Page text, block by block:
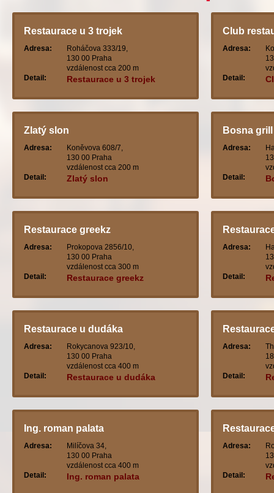
Restaurace u 3 trojek
Adresa:
Roháčova 333/19,
130 00 Praha
vzdálenost cca 200 m
Detail:
Restaurace u 3 trojek
Club
Adresa:
Detail:
Zlatý slon
Adresa:
Koněvova 608/7,
130 00 Praha
vzdálenost cca 200 m
Detail:
Zlatý slon
Bosna grill
Adresa:
Detail:
Restaurace greekz
Adresa:
Prokopova 2856/10,
130 00 Praha
vzdálenost cca 300 m
Detail:
Restaurace greekz
Adresa:
Detail:
Restaurace u dudáka
Adresa:
Rokycanova 923/10,
130 00 Praha
vzdálenost cca 400 m
Detail:
Restaurace u dudáka
Adresa:
Detail:
Ing. roman palata
Adresa:
Milíčova 34,
130 00 Praha
vzdálenost cca 400 m
Detail:
Ing. roman palata
Adresa:
Detail: